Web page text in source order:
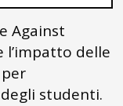
Against
l’impatto delle
studenti.